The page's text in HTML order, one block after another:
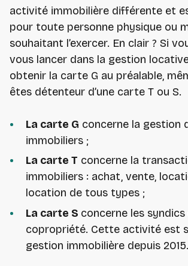
activité immobilière différente et
pour toute personne physique ou
souhaitant l’exercer. En clair ? Si
vous lancer dans la gestion
obtenir la carte G au préalable,
êtes détenteur d’une carte T ou S.
La carte G concerne la gestion
immobiliers ;
La carte T concerne la
immobiliers : achat, vente,
location de tous types ;
La carte S concerne les syndics
copropriété. Cette activité est
gestion immobilière depuis 2015.